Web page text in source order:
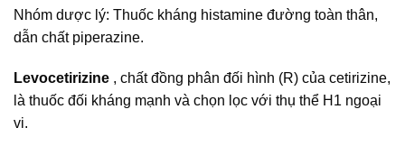
Nhóm dược lý: Thuốc kháng histamine đường toàn thân,
dẫn chất piperazine.
Levocetirizine , chất đồng phân đối hình (R) của cetirizine,
là thuốc đối kháng mạnh và chọn lọc với thụ thể H1 ngoại
vi.